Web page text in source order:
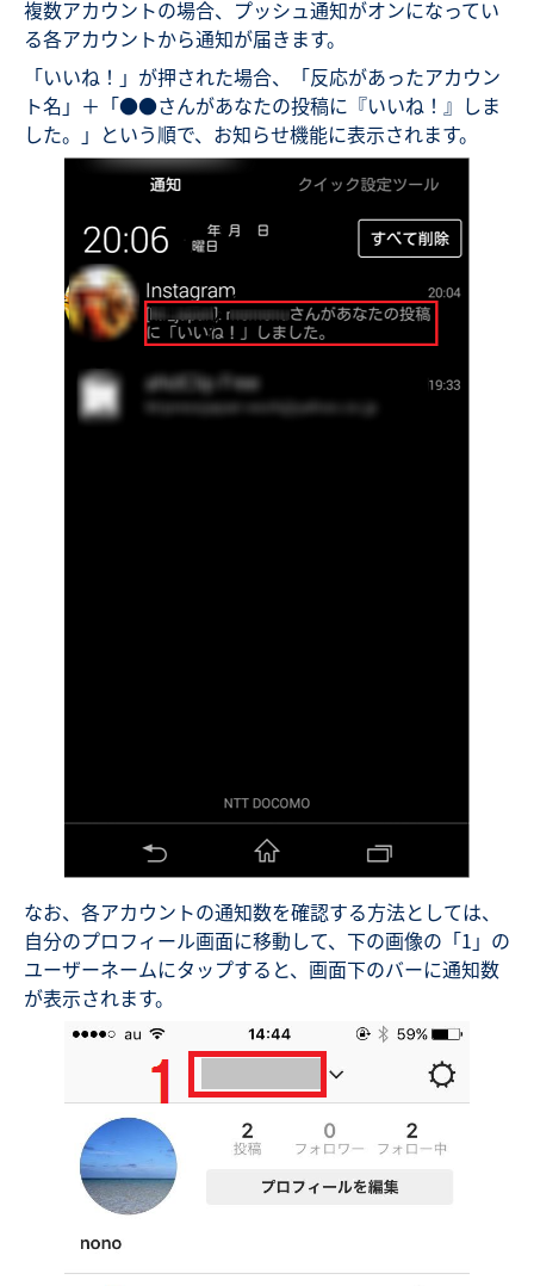
複数アカウントの場合、プッシュ通知がオンになってい
る各アカウントから通知が届きます。
「いいね！」が押された場合、「反応があったアカウン
ト名」＋「●●さんがあなたの投稿に『いいね！』しま
した。」という順で、お知らせ機能に表示されます。
なお、各アカウントの通知数を確認する方法としては、
自分のプロフィール画面に移動して、下の画像の「1」の
ユーザーネームにタップすると、画面下のバーに通知数
が表示されます。